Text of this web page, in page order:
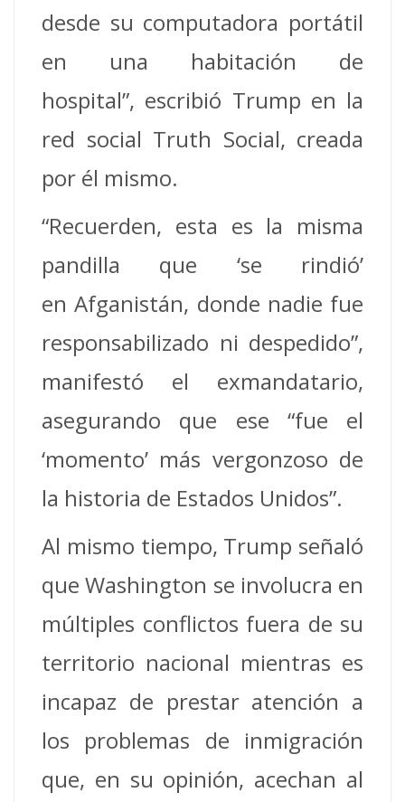
desde su computadora portátil
en una habitación de
hospital”, escribió Trump en la
red social Truth Social, creada
por él mismo.
“Recuerden, esta es la misma
pandilla que ‘se rindió’
en Afganistán, donde nadie fue
responsabilizado ni despedido”,
manifestó el exmandatario,
asegurando que ese “fue el
‘momento’ más vergonzoso de
la historia de Estados Unidos”.
Al mismo tiempo, Trump señaló
que Washington se involucra en
múltiples conflictos fuera de su
territorio nacional mientras es
incapaz de prestar atención a
los problemas de inmigración
que, en su opinión, acechan al